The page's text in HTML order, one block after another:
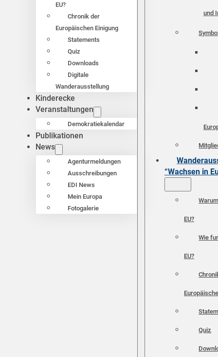
EU?
Chronik der
Europäischen Einigung
Statements
Quiz
Downloads
Digitale
Wanderausstellung
Kinderecke
Veranstaltungen
Demokratiekalendar
Publikationen
News
Agenturmeldungen
Ausschreibungen
EDI News
Mein Europa
Fotogalerie
und
“Wachsen in
EU?
Wie
EU?
Quiz